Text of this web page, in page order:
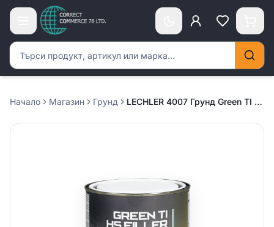
Търсене на продукти
Начало Магазин Грунд LECHLER 4007 Грунд Green TI HS /т.сив/ – 1л